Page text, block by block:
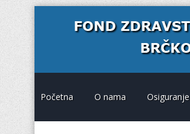
Početna O nama Osiguranje